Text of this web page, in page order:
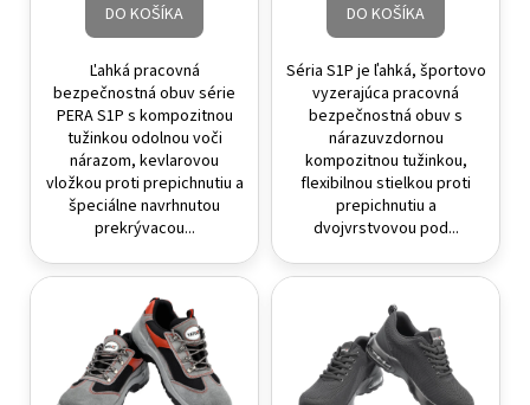
DO KOŠÍKA
Ľahká pracovná
bezpečnostná obuv série
PERA S1P s kompozitnou
tužinkou odolnou voči
nárazom, kevlarovou
vložkou proti prepichnutiu a
špeciálne navrhnutou
prekrývacou...
DO KOŠÍKA
Séria S1P je ľahká, športovo
vyzerajúca pracovná
bezpečnostná obuv s
nárazuvzdornou
kompozitnou tužinkou,
flexibilnou stielkou proti
prepichnutiu a
dvojvrstvovou pod...